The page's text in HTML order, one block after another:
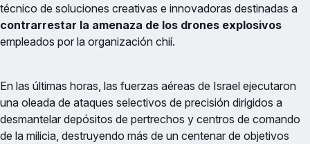
técnico de soluciones creativas e innovadoras destinadas a
contrarrestar la amenaza de los drones explosivos
empleados por la organización chií.
En las últimas horas, las fuerzas aéreas de Israel ejecutaron
una oleada de ataques selectivos de precisión dirigidos a
desmantelar depósitos de pertrechos y centros de comando
de la milicia, destruyendo más de un centenar de objetivos